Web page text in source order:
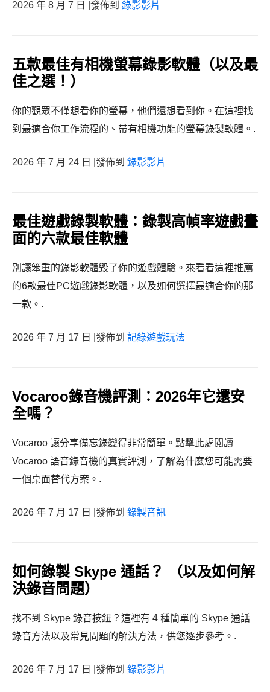
2026 年 8 月 7 日 |發佈到 錄影影片
五款最佳有相機螢幕錄影軟體（以及最
佳之選！）
你的觀眾不僅想看你的螢幕，他們還想看到你。在這裡找
到最適合你工作流程的、帶有相機功能的螢幕錄製軟體。.
2026 年 7 月 24 日 |發佈到 錄影影片
最佳遊戲錄製軟體：錄製高幀率遊戲畫
面的六款最佳軟體
別讓笨重的錄影軟體毀了你的遊戲體驗。來看看這裡推薦
的6款最佳PC遊戲錄影軟體，以及如何選擇最適合你的那
一款。.
2026 年 7 月 17 日 |發佈到 記錄遊戲玩法
Vocaroo錄音機評測：2026年它還安
全嗎？
Vocaroo 讓分享備忘錄變得非常簡單。點擊此處閱讀
Vocaroo 語音錄音機的真實評測，了解為什麼您可能需要
一個桌面替代方案。.
2026 年 7 月 17 日 |發佈到 錄製音訊
如何錄製 Skype 通話？ （以及如何解
決錄音問題）
找不到 Skype 錄音按鈕？這裡有 4 種簡單的 Skype 通話
錄音方法以及常見問題的解決方法，供您逐步參考。.
2026 年 7 月 17 日 |發佈到 錄影影片